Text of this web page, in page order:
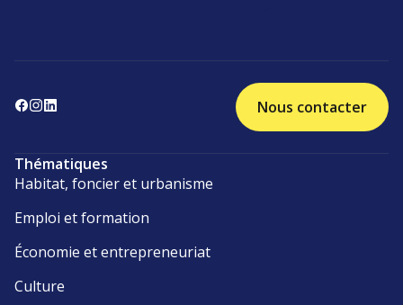
Nous contacter
Thématiques
Habitat, foncier et urbanisme
Emploi et formation
Économie et entrepreneuriat
Culture